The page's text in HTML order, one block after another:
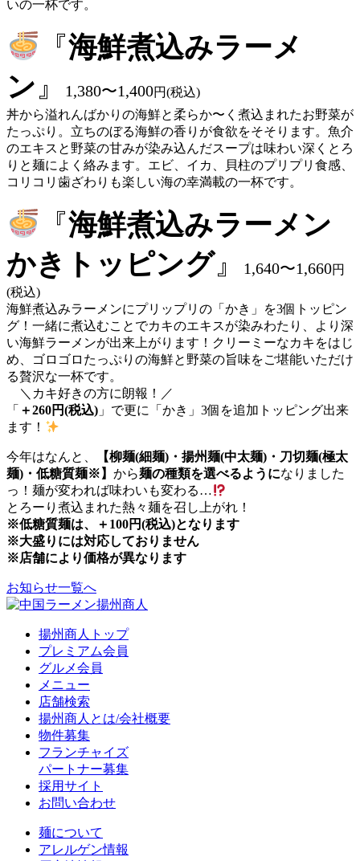
いの一杯です。
『海鮮煮込みラーメ
ン 』 1,380〜1,400円(税込)
丼から溢れんばかりの海鮮と柔らか〜く煮込まれたお野菜が
たっぷり。立ちのぼる海鮮の香りが食欲をそそります。魚介
のエキスと野菜の甘みが染み込んだスープは味わい深くとろ
りと麺によく絡みます。エビ、イカ、貝柱のプリプリ食感、
コリコリ歯ざわりも楽しい海の幸満載の一杯です。
『海鮮煮込みラーメン
かきトッピング』 1,640〜1,660円
(税込)
海鮮煮込みラーメンにプリップリの「かき」を3個トッピン
グ！一緒に煮込むことでカキのエキスが染みわたり、より深
い海鮮ラーメンが出来上がります！クリーミーなカキをはじ
め、ゴロゴロたっぷりの海鮮と野菜の旨味をご堪能いただけ
る贅沢な一杯です。
＼カキ好きの方に朗報！／
「 ＋260円(税込) 」で更に「かき」3個を追加トッピング出来
ます！
今年はなんと、
【柳麺(細麺)・揚州麺(中太麺)・刀切麺(極太
麺)・低糖質麺※】 から麺の種類を選べるようになりました
っ！麺が変われば味わいも変わる…
とろーり煮込まれた熱々麺を召し上がれ！
※低糖質麺は、＋100円(税込)となります
※大盛りには対応しておりません
※店舗により価格が異なります
お知らせ一覧へ
揚州商人トップ
プレミアム会員
グルメ会員
メニュー
店舗検索
揚州商人とは/会社概要
物件募集
フランチャイズ
パートナー募集
採用サイト
お問い合わせ
麺について
アレルゲン情報